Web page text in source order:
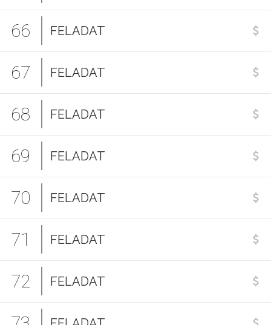
66 FELADAT
67 FELADAT
68 FELADAT
69 FELADAT
70 FELADAT
71 FELADAT
72 FELADAT